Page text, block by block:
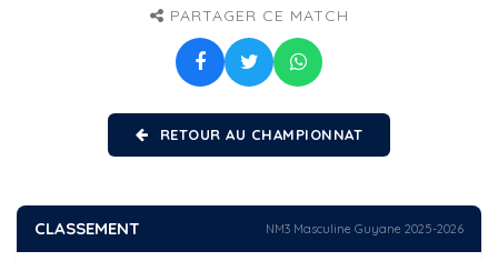
PARTAGER CE MATCH
RETOUR AU CHAMPIONNAT
CLASSEMENT NM3 Masculine Guyane 2025-2026